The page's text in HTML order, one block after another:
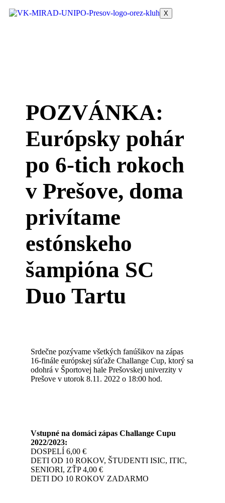
X
POZVÁNKA:
Európsky pohár
po 6-tich rokoch
v Prešove, doma
privítame
estónskeho
šampióna SC
Duo Tartu
Srdečne pozývame všetkých fanúšikov na zápas
16-finále európskej súťaže Challange Cup, ktorý sa
odohrá v Športovej hale Prešovskej univerzity v
Prešove v utorok 8.11. 2022 o 18:00 hod.
Vstupné na domáci zápas Challange Cupu
2022/2023:
DOSPELÍ 6,00 €
DETI OD 10 ROKOV, ŠTUDENTI ISIC, ITIC,
SENIORI, ZŤP 4,00 €
DETI DO 10 ROKOV ZADARMO